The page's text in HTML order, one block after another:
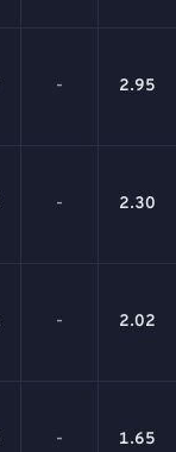
- 2.95
- 2.30
- 2.02
- 1.65